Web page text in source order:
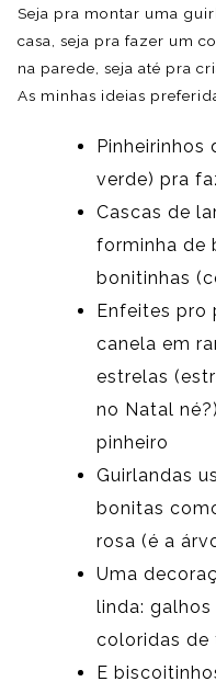
Seja pra montar uma
casa, seja pra fazer um
na parede, seja até pra
As minhas ideias
Pinheirinhos
verde) pra
Cascas de
forminha de
bonitinhas
Enfeites pro
canela em
estrelas
no Natal
pinheiro
Guirlandas
bonitas
rosa (é a
Uma
linda:
coloridas de
E